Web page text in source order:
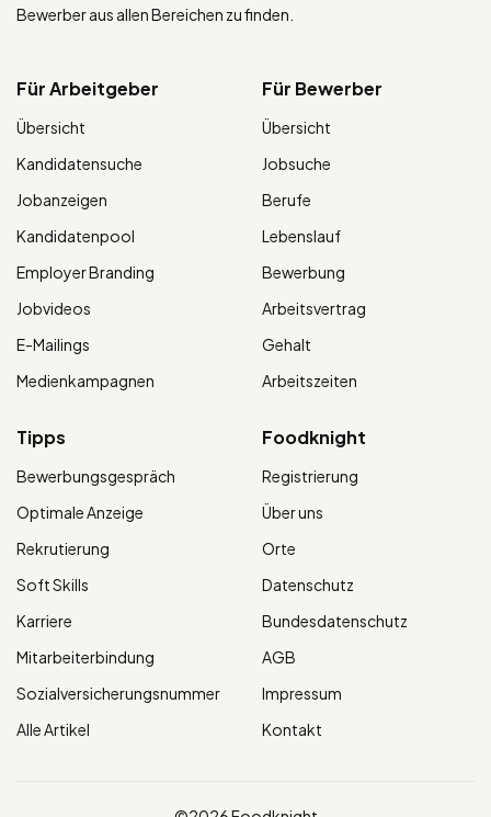
Bewerber aus allen Bereichen zu finden.
Für Arbeitgeber
Übersicht
Kandidatensuche
Jobanzeigen
Kandidatenpool
Employer Branding
Jobvideos
E-Mailings
Medienkampagnen
Für Bewerber
Übersicht
Jobsuche
Berufe
Lebenslauf
Bewerbung
Arbeitsvertrag
Gehalt
Arbeitszeiten
Tipps
Bewerbungsgespräch
Optimale Anzeige
Rekrutierung
Soft Skills
Karriere
Mitarbeiterbindung
Sozialversicherungsnummer
Alle Artikel
Foodknight
Registrierung
Über uns
Orte
Datenschutz
Bundesdatenschutz
AGB
Impressum
Kontakt